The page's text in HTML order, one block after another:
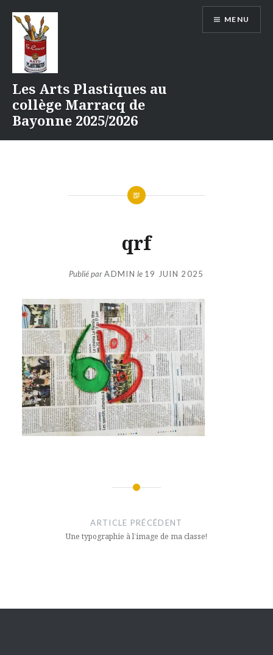
contenu
Les Arts Plastiques au
collège Marracq de
Bayonne 2025/2026
MENU
qrf
Publié parADMIN le 19 JUIN 2025
ARTICLE PRÉCÉDENT
Une typographie à l’image de ma classe!